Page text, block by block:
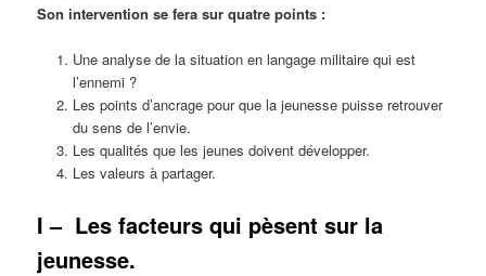
Son intervention se fera sur quatre points :
Une analyse de la situation en langage militaire qui est
l’ennemi ?
Les points d’ancrage pour que la jeunesse puisse retrouver
du sens de l’envie.
Les qualités que les jeunes doivent développer.
Les valeurs à partager.
I – Les facteurs qui pèsent sur la
jeunesse.